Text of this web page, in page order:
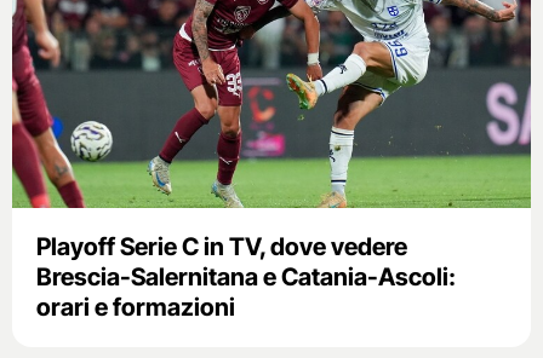
Playoff Serie C in TV, dove vedere
Brescia-Salernitana e Catania-Ascoli:
orari e formazioni